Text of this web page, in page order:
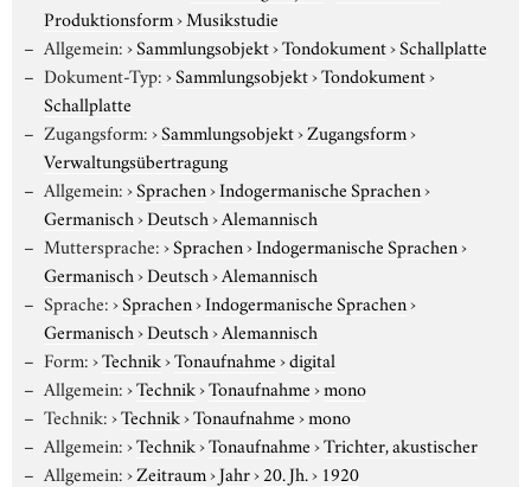
Produktionsform›Musikstudie
Allgemein:›Sammlungsobjekt›Tondokument›Schallplatte
Dokument-Typ:›Sammlungsobjekt›Tondokument›
Schallplatte
Zugangsform:›Sammlungsobjekt›Zugangsform›
Verwaltungsübertragung
Allgemein:›Sprachen›Indogermanische Sprachen›
Germanisch›Deutsch›Alemannisch
Muttersprache:›Sprachen›Indogermanische Sprachen›
Germanisch›Deutsch›Alemannisch
Sprache:›Sprachen›Indogermanische Sprachen›
Germanisch›Deutsch›Alemannisch
Form:›Technik›Tonaufnahme›digital
Allgemein:›Technik›Tonaufnahme›mono
Technik:›Technik›Tonaufnahme›mono
Allgemein:›Technik›Tonaufnahme›Trichter, akustischer
Allgemein:›Zeitraum›Jahr›20. Jh.› 1920